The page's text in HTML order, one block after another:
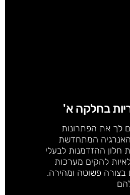
בחלקה א'
לך את הפתרונות
המתחדשת
ההזדמנות לבעלי
להקים מערכות
פשוטה ומהירה.